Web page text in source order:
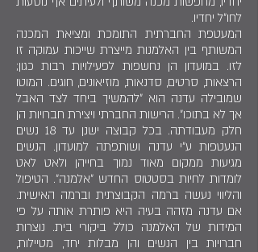
לחו״ל יחדיו.
המעטפת החברתית התומכת ומציאת המכנה
המשותף בין האלמנות מייצרת שייכות עמוקה זו
לזו. במועדון הן נחשפות לפעילויות רבות כגון;
הרצאות, סרטים, סדנאות, מוזיאונים, חוגים. המוטו
שמובילה עדנה הוא ״להמשיך ביחד לצד האבל
אך לא בתוכו״. הרישות החברתי ויצירת חברויות הן
חלק מעבודתה. בכל קבוצה ישנן עד 18 נשים
הנעטפות ע״י עדנה ושותפתה למועדון. הנשים
מגיעות ממקום מאוד נמוך בחייהן ולאט לאט
לומדות לחיות בסטטוס החדש ״אלמנה״. הטיפול
והליווי נעשה ברמה הקבוצתית וברמה האישית.
אם עדנה מזהה בעיה היא פותרת אותה על פי
המידות של האלמנה כולל ביקורי בית. נוצרות
חברויות בין הנשים והן מבלות יחד, מטיילות,